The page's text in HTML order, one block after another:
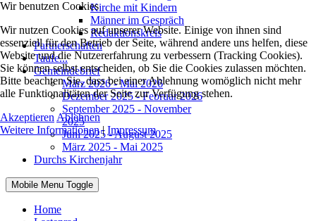
Kirche mit Kindern
Männer im Gespräch
Redaktionskreis
Partnerschaften
Taufe...
Gemeindebrief
März 2026 - Mai 2026
Dezember 2025 - Februar 2026
September 2025 - November
2025
Juni 2025 - August 2025
März 2025 - Mai 2025
Durchs Kirchenjahr
Mobile Menu Toggle
Home
Wir benutzen Cookies
Wir nutzen Cookies auf unserer Website. Einige von ihnen sind
essenziell für den Betrieb der Seite, während andere uns helfen, diese
Website und die Nutzererfahrung zu verbessern (Tracking Cookies).
Sie können selbst entscheiden, ob Sie die Cookies zulassen möchten.
Bitte beachten Sie, dass bei einer Ablehnung womöglich nicht mehr
alle Funktionalitäten der Seite zur Verfügung stehen.
Akzeptieren Ablehnen
Weitere Informationen|Impressum